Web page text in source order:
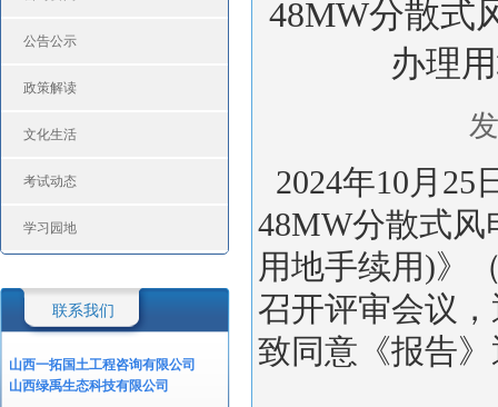
公告公示
政策解读
文化生活
考试动态
学习园地
联系我们
山西一拓国土工程咨询有限公司
山西绿禹生态科技有限公司
48MW分散式
办理
2024年10月
48MW分散式
用地手续用)》
召开评审会议
致同意《报告